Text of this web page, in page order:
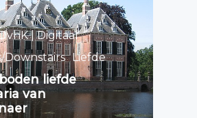
| Digitaal
Downstairs Liefde
liefde
van